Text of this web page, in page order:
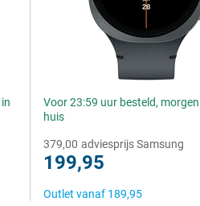
in
Voor 23:59 uur besteld,
huis
379,00 adviesprijs Samsung
199,95
Outlet vanaf 189,95